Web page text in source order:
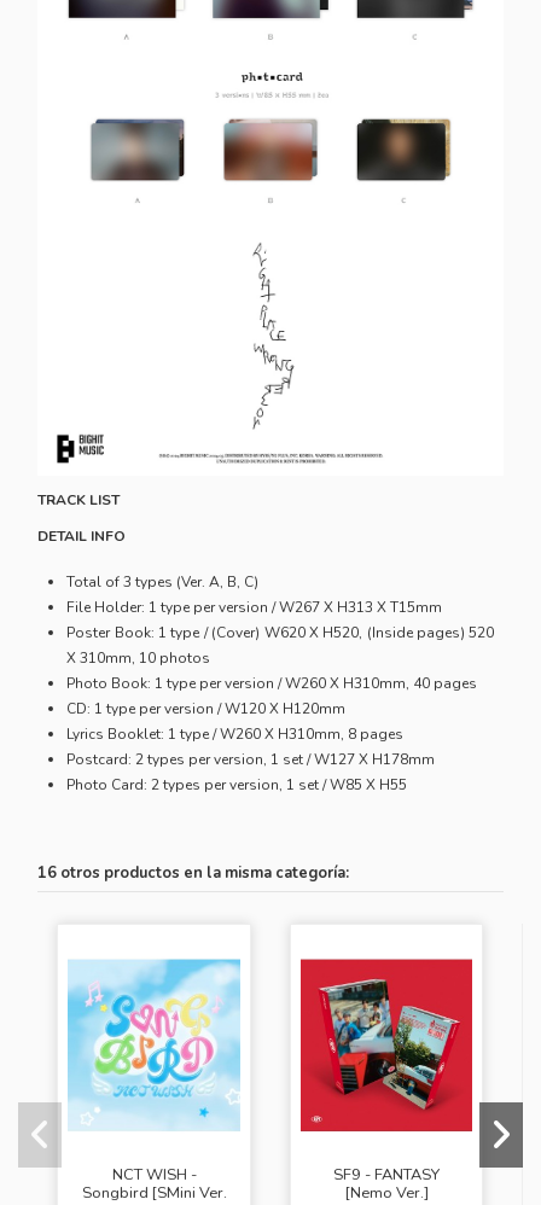
TRACK LIST
DETAIL INFO
Total of 3 types (Ver. A, B, C)
File Holder: 1 type per version / W267 X H313 X T15mm
Poster Book: 1 type / (Cover) W620 X H520, (Inside pages) 520
X 310mm, 10 photos
Photo Book: 1 type per version / W260 X H310mm, 40 pages
CD: 1 type per version / W120 X H120mm
Lyrics Booklet: 1 type / W260 X H310mm, 8 pages
Postcard: 2 types per version, 1 set / W127 X H178mm
Photo Card: 2 types per version, 1 set / W85 X H55
16 otros productos en la misma categoría:
NCT WISH -
Songbird [SMini Ver.
SF9 - FANTASY
[Nemo Ver.]